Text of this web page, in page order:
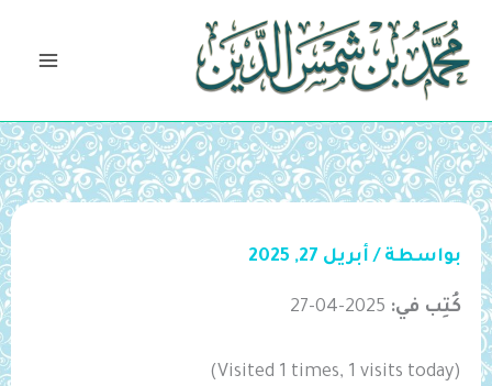
تخطي
المحتوى
بواسطة / أبريل 27, 2025
كُتِب في: 2025-04-27
(Visited 1 times, 1 visits today)